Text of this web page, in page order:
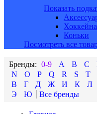
Показать
Коньки
Посмотреть все
0-9 A B C
N
O P Q R S T
В
Г Д Ж И К Л
Э
Ю